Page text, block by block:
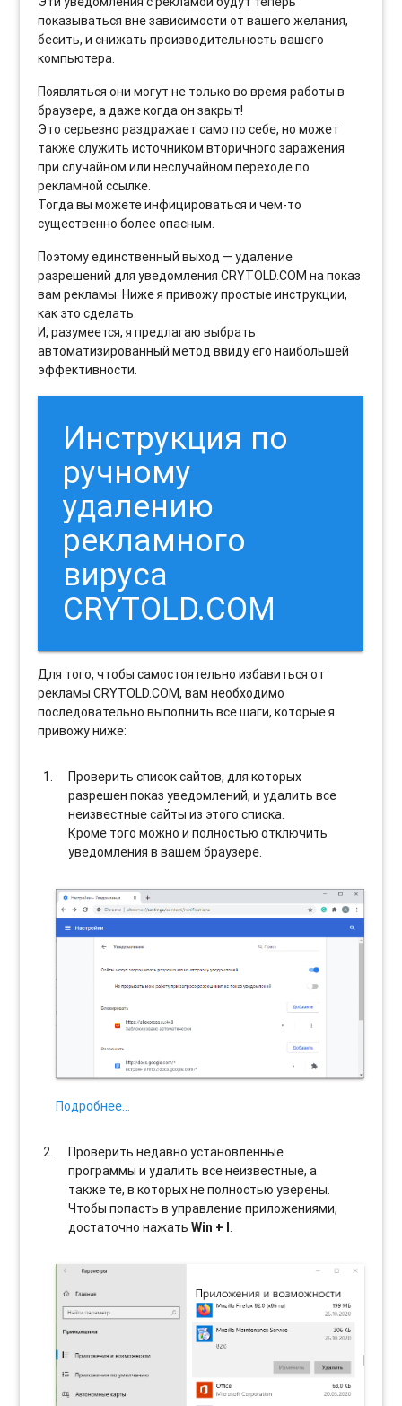
показываться вне зависимости от вашего желания,
бесить, и снижать производительность вашего
компьютера.
Появляться они могут не только во время работы в
браузере, а даже когда он закрыт!
Это серьезно раздражает само по себе, но может
также служить источником вторичного заражения
при случайном или неслучайном переходе по
рекламной ссылке.
Тогда вы можете инфицироваться и чем-то
существенно более опасным.
Поэтому единственный выход — удаление
разрешений для уведомления CRYTOLD.COM на показ
вам рекламы. Ниже я привожу простые инструкции,
как это сделать.
И, разумеется, я предлагаю выбрать
автоматизированный метод ввиду его наибольшей
эффективности.
Инструкция по
ручному
удалению
рекламного
вируса
CRYTOLD.COM
Для того, чтобы самостоятельно избавиться от
рекламы CRYTOLD.COM, вам необходимо
последовательно выполнить все шаги, которые я
привожу ниже:
Проверить список сайтов, для которых
разрешен показ уведомлений, и удалить все
неизвестные сайты из этого списка.
Кроме того можно и полностью отключить
уведомления в вашем браузере.
Подробнее…
Проверить недавно установленные
программы и удалить все неизвестные, а
также те, в которых не полностью уверены.
Чтобы попасть в управление приложениями,
достаточно нажатьWin + I.